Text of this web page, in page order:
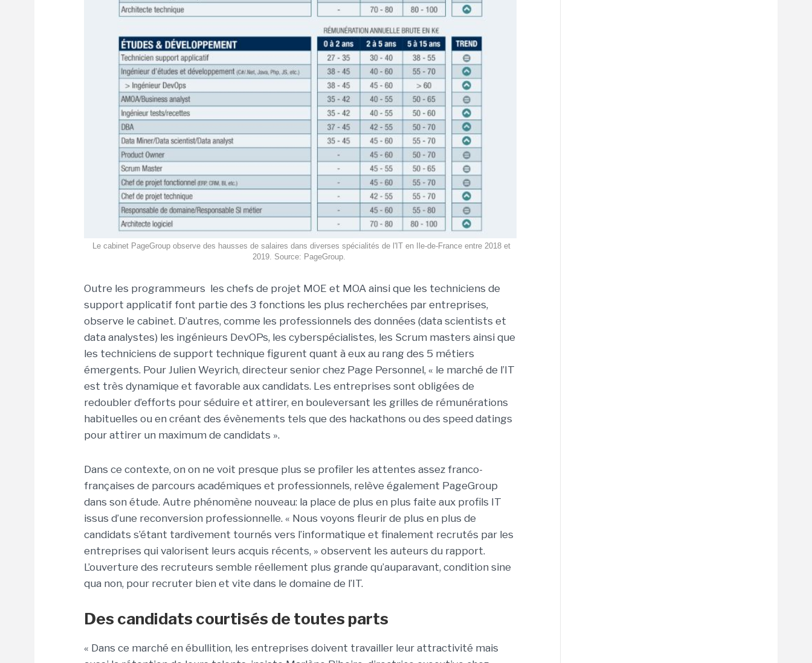
Le cabinet PageGroup observe des hausses de salaires dans diverses spécialités de l'IT en Ile-de-France entre 2018 et
2019. Source: PageGroup.
Outre les programmeurs les chefs de projet MOE et MOA ainsi que les techniciens de
support applicatif font partie des 3 fonctions les plus recherchées par entreprises,
observe le cabinet. D’autres, comme les professionnels des données (data scientists et
data analystes) les ingénieurs DevOPs, les cyberspécialistes, les Scrum masters ainsi que
les techniciens de support technique figurent quant à eux au rang des 5 métiers
émergents. Pour Julien Weyrich, directeur senior chez Page Personnel, « le marché de l’IT
est très dynamique et favorable aux candidats. Les entreprises sont obligées de
redoubler d’efforts pour séduire et attirer, en bouleversant les grilles de rémunérations
habituelles ou en créant des évènements tels que des hackathons ou des speed datings
pour attirer un maximum de candidats ».
Dans ce contexte, on on ne voit presque plus se profiler les attentes assez franco-
françaises de parcours académiques et professionnels, relève également PageGroup
dans son étude. Autre phénomène nouveau: la place de plus en plus faite aux profils IT
issus d’une reconversion professionnelle. « Nous voyons fleurir de plus en plus de
candidats s’étant tardivement tournés vers l’informatique et finalement recrutés par les
entreprises qui valorisent leurs acquis récents, » observent les auteurs du rapport.
L’ouverture des recruteurs semble réellement plus grande qu’auparavant, condition sine
qua non, pour recruter bien et vite dans le domaine de l’IT.
Des candidats courtisés de toutes parts
« Dans ce marché en ébullition, les entreprises doivent travailler leur attractivité mais